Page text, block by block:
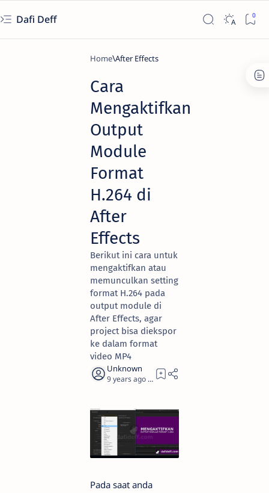
Dafi Deff
Home After Effects
Cara
Mengaktifkan
Output
Module
Format
H.264 di
After
Effects
Berikut ini cara untuk
mengaktifkan atau
memunculkan setting
format H.264 pada
output module di
After Effects, agar
project bisa diekspor
ke dalam format
video MP4
9 years ago 2
Pada saat anda